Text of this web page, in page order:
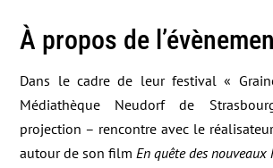
À propos de
Dans le cadre de leur festival «
Médiathèque Neudorf de
projection – rencontre avec le
autour de son film En quête des nouveaux